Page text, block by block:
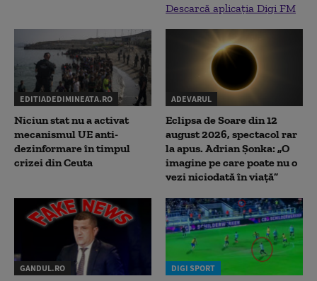
Descarcă aplicația Digi FM
EDITIADEDIMINEATA.RO
Niciun stat nu a activat
mecanismul UE anti-
dezinformare în timpul
crizei din Ceuta
ADEVARUL
Eclipsa de Soare din 12
august 2026, spectacol rar
la apus. Adrian Șonka: „O
imagine pe care poate nu o
vezi niciodată în viață”
GANDUL.RO DIGI SPORT